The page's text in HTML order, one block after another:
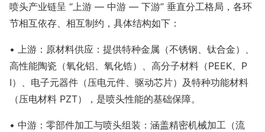
喷头产业链呈 “上游 — 中游 — 下游” 垂直分工格局，各环
节相互依存、相互制约，具体结构如下：
• 上游：原材料供应：提供特种金属（不锈钢、钛合金）、
高性能陶瓷（氧化铝、氧化锆）、高分子材料（PEEK、P
I）、电子元器件（压电元件、驱动芯片）及特种功能材料
（压电材料 PZT），是喷头性能的基础保障。
• 中游：零部件加工与喷头组装：涵盖精密机械加工（流